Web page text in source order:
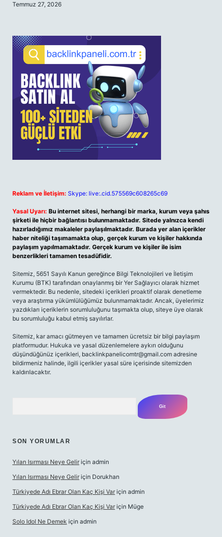
Temmuz 27, 2026
Reklam ve İletişim: Skype: live:.cid.575569c608265c69
Yasal Uyarı: Bu internet sitesi, herhangi bir marka, kurum veya şahıs
şirketi ile hiçbir bağlantısı bulunmamaktadır. Sitede yalnızca kendi
hazırladığımız makaleler paylaşılmaktadır. Burada yer alan içerikler
haber niteliği taşımamakta olup, gerçek kurum ve kişiler hakkında
paylaşım yapılmamaktadır. Gerçek kurum ve kişiler ile isim
benzerlikleri tamamen tesadüfidir.
Sitemiz, 5651 Sayılı Kanun gereğince Bilgi Teknolojileri ve İletişim
Kurumu (BTK) tarafından onaylanmış bir Yer Sağlayıcı olarak hizmet
vermektedir. Bu nedenle, sitedeki içerikleri proaktif olarak denetleme
veya araştırma yükümlülüğümüz bulunmamaktadır. Ancak, üyelerimiz
yazdıkları içeriklerin sorumluluğunu taşımakta olup, siteye üye olarak
bu sorumluluğu kabul etmiş sayılırlar.
Sitemiz, kar amacı gütmeyen ve tamamen ücretsiz bir bilgi paylaşım
platformudur. Hukuka ve yasal düzenlemelere aykırı olduğunu
düşündüğünüz içerikleri, backlinkpanelicomtr@gmail.com adresine
bildirmeniz halinde, ilgili içerikler yasal süre içerisinde sitemizden
kaldırılacaktır.
SON YORUMLAR
Yılan Isırması Neye Gelir için admin
Yılan Isırması Neye Gelir için Dorukhan
Türkiyede Adı Ebrar Olan Kaç Kişi Var için admin
Türkiyede Adı Ebrar Olan Kaç Kişi Var için Müge
Solo Idol Ne Demek için admin